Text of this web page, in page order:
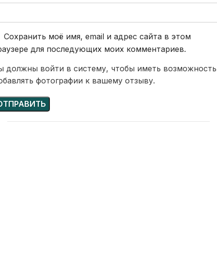
Сохранить моё имя, email и адрес сайта в этом
для последующих моих комментариев.
должны войти в систему, чтобы иметь возможность
фотографии к вашему отзыву.